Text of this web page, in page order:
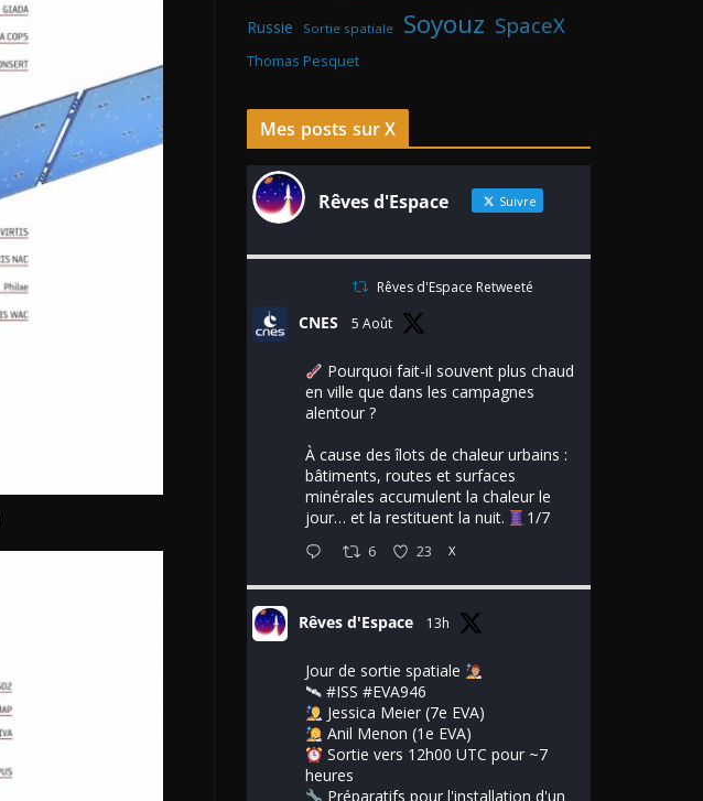
Russie Sortie spatiale Soyouz SpaceX
Thomas Pesquet
Mes posts sur X
Rêves d'Espace Suivre
Rêves d'Espace Retweeté
CNES 5 Août
Pourquoi fait-il souvent plus chaud
en ville que dans les campagnes
alentour ?
À cause des îlots de chaleur urbains :
bâtiments, routes et surfaces
minérales accumulent la chaleur le
jour… et la restituent la nuit.
1/7
6 23 X
Rêves d'Espace 13h
Jour de sortie spatiale
🛰 #ISS #EVA946
Jessica Meier (7e EVA)
Anil Menon (1e EVA)
Sortie vers 12h00 UTC pour ~7
heures
Préparatifs pour l'installation d'un